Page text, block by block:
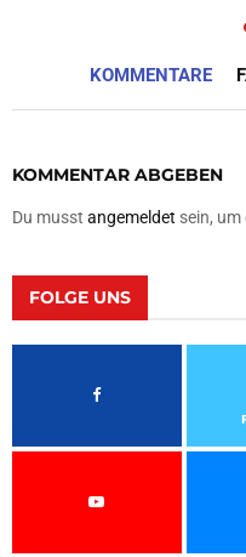
KOMMENTARE
KOMMENTAR ABGEBEN
Du musst angemeldet sein,
FOLGE UNS